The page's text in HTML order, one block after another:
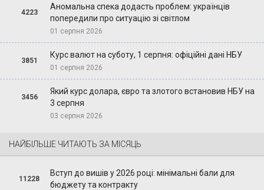
4223
Аномальна спека додасть проблем: українців
попередили про ситуацію зі світлом
01 серпня 2026
3851
Курс валют на суботу, 1 серпня: офіційні дані НБУ
01 серпня 2026
3456
Який курс долара, євро та злотого встановив НБУ на
3 серпня
03 серпня 2026
НАЙБІЛЬШЕ ЧИТАЮТЬ ЗА МІСЯЦЬ
11228
Вступ до вишів у 2026 році: мінімальні бали для
бюджету та контракту